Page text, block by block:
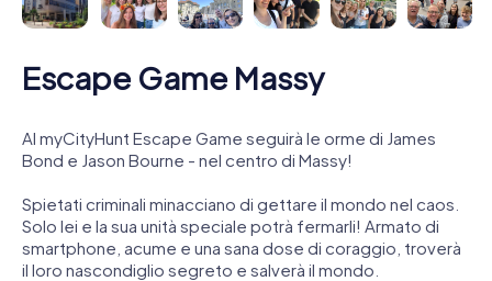
Escape Game Massy
Al myCityHunt Escape Game seguirà le orme di James
Bond e Jason Bourne - nel centro di Massy!
Spietati criminali minacciano di gettare il mondo nel caos.
Solo lei e la sua unità speciale potrà fermarli! Armato di
smartphone, acume e una sana dose di coraggio, troverà
il loro nascondiglio segreto e salverà il mondo.